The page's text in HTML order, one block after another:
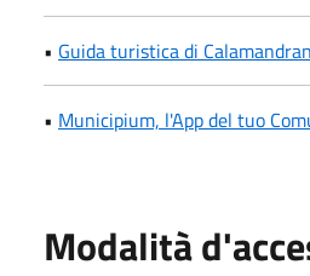
• Guida turistica di
• Municipium, l'App del tuo
Modalità